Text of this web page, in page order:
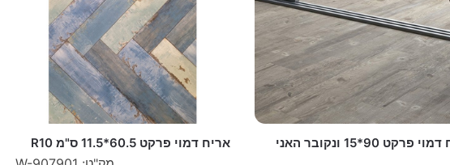
אריח דמוי פרקט 90*15 ונקובר האני
אריח דמוי פרקט 60.5*11.5 ס"מ R10